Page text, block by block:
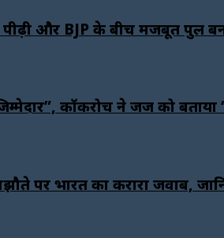
और BJP के बीच मजबूत पुल
कॉकरोच ने जज को बताया
पर भारत का करारा जवाब,